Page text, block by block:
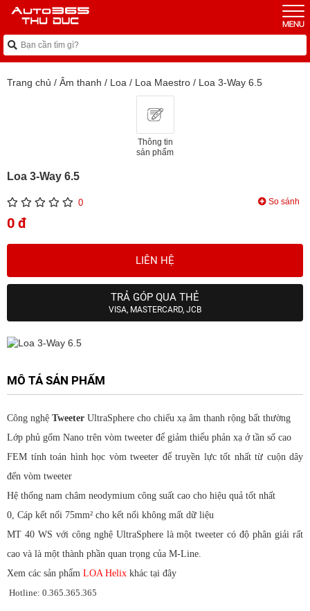
Trang chủ / Âm thanh / Loa / Loa Maestro / Loa 3-Way 6.5
Thông tin
sản phẩm
Loa 3-Way 6.5
0 So sánh
0 đ
LIÊN HỆ
TRẢ GÓP QUA THẺ
VISA, MASTERCARD, JCB
MÔ TẢ SẢN PHẨM
Công nghệ Tweeter UltraSphere cho chiếu xạ âm thanh rộng bất thường
Lớp phủ gốm Nano trên vòm tweeter để giảm thiểu phản xạ ở tần số cao
FEM tính toán hình học vòm tweeter để truyền lực tốt nhất từ ​​cuộn dây
đến vòm tweeter
Hệ thống nam châm neodymium công suất cao cho hiệu quả tốt nhất
0, Cáp kết nối 75mm² cho kết nối không mất dữ liệu
MT 40 WS với công nghệ UltraSphere là một tweeter có độ phân giải rất
cao và là một thành phần quan trọng của M-Line.
Xem các sản phẩm LOA Helix khác tại đây
Hotline: 0.365.365.365